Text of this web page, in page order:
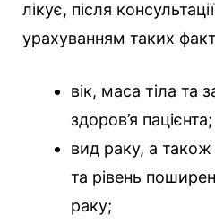
лікує, після
урахуванням таких
вік, маса тіла та
здоров’я пацієнта;
вид раку, а також
та рівень
раку;